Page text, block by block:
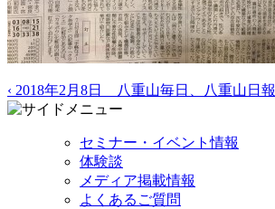
‹ 2018年2月8日 八重山毎日、八重山日報
セミナー・イベント情報
体験談
メディア掲載情報
よくあるご質問